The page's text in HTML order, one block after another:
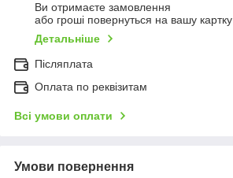
Ви отримаєте замовлення
або гроші повернуться на вашу картку
Детальніше
Післяплата
Оплата по реквізитам
Всі умови оплати
Умови повернення